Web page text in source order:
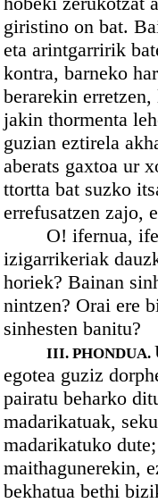
giristino on bat.
eta arintgarririk
kontra, barneko
berarekin
jakin thormenta
guzian eztirela
aberats gaxtoa ur
ttortta bat suzko
errefusatzen zajo,
O! ifernua,
izigarrikeriak
horiek? Bainan
nintzen? Orai ere
sinhesten banitu?
III. PHONDUA.
egotea guziz
pairatu beharko
madarikatuak,
madarikatuko
maithagunerekin,
bekhatua bethi